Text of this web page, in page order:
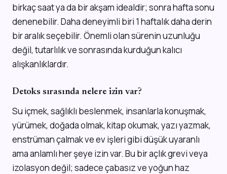
birkaç saat ya da bir akşam idealdir; sonra hafta sonu
denenebilir. Daha deneyimli biri 1 haftalık daha derin
bir aralık seçebilir. Önemli olan sürenin uzunluğu
değil, tutarlılık ve sonrasında kurduğun kalıcı
alışkanlıklardır.
Detoks sırasında nelere izin var?
Su içmek, sağlıklı beslenmek, insanlarla konuşmak,
yürümek, doğada olmak, kitap okumak, yazı yazmak,
enstrüman çalmak ve ev işleri gibi düşük uyaranlı
ama anlamlı her şeye izin var. Bu bir açlık grevi veya
izolasyon değil; sadece çabasız ve yoğun haz